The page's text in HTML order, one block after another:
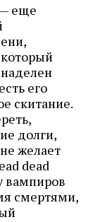
еще
его
скитание.
долги,
желает
dead
вампиров
смертями,